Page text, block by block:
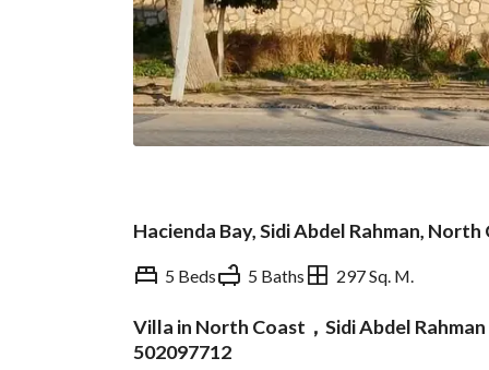
Hacienda Bay, Sidi Abdel Rahman,
5 Beds 5 Baths 297 Sq. M.
Overview
Villa in North Coast，Sidi Abdel
502097712